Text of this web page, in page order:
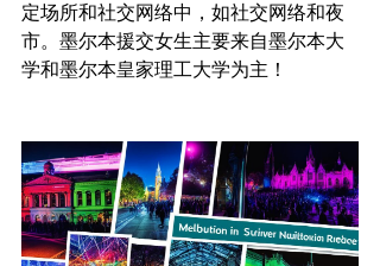
定场所和社交网络中，如社交网络和夜
市。墨尔本援交女生主要来自墨尔本大
学和墨尔本皇家理工大学为主！